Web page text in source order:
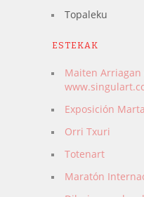
Topaleku
ESTEKAK
Maiten Arriagan
Exposición
Orri Txuri
Totenart
Maratón